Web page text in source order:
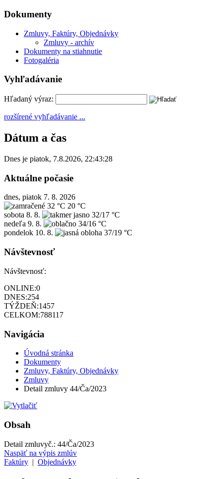
Dokumenty
Zmluvy, Faktúry, Objednávky
Zmluvy - archív
Dokumenty na stiahnutie
Fotogaléria
Vyhľadávanie
Hľadaný výraz:
rozšírené vyhľadávanie ...
Dátum a čas
Dnes je piatok, 7.8.2026, 22:43:28
Aktuálne počasie
dnes, piatok 7. 8. 2026
32 °C 20 °C
sobota 8. 8.
32/17 °C
nedeľa 9. 8.
34/16 °C
pondelok 10. 8. 37/19 °C
Návštevnosť
Návštevnosť:
ONLINE:0
DNES:254
TÝŽDEŇ:1457
CELKOM:788117
Navigácia
Úvodná stránka
Dokumenty
Zmluvy, Faktúry, Objednávky
Zmluvy
Detail zmluvy 44/Ča/2023
Obsah
Detail zmluvyč.: 44/Ča/2023
Naspäť na výpis zmlúv
Faktúry | Objednávky